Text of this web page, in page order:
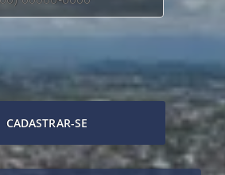
CADASTRAR-SE